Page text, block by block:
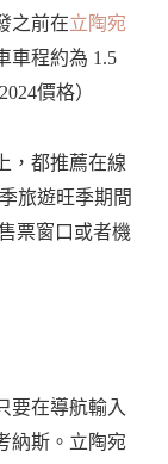
之前在立陶宛
車程約為 1.5
價格）
，都推薦在線
旅遊旺季期間
票窗口或者機
要在導航輸入
納斯。立陶宛